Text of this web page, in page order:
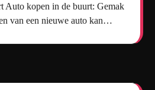
van een nieuwe auto kan…